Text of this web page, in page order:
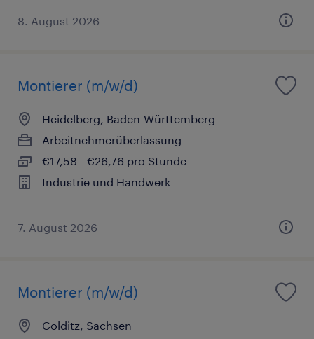
8. August 2026
Montierer (m/w/d)
Heidelberg, Baden-Württemberg
Arbeitnehmerüberlassung
€17,58 - €26,76 pro Stunde
Industrie und Handwerk
7. August 2026
Montierer (m/w/d)
Colditz, Sachsen